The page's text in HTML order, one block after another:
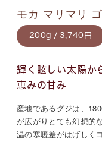
モカ マリマリ
200g / 3,740円
輝く眩しい太陽か
恵みの甘み
産地であるグジは、
が広がりとても幻想的
温の寒暖差がはげしく